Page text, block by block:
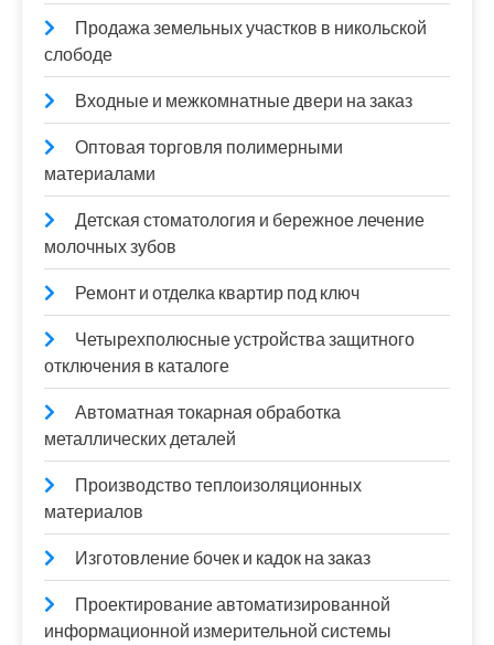
Продажа земельных участков в никольской
слободе
Входные и межкомнатные двери на заказ
Оптовая торговля полимерными
материалами
Детская стоматология и бережное лечение
молочных зубов
Ремонт и отделка квартир под ключ
Четырехполюсные устройства защитного
отключения в каталоге
Автоматная токарная обработка
металлических деталей
Производство теплоизоляционных
материалов
Изготовление бочек и кадок на заказ
Проектирование автоматизированной
информационной измерительной системы